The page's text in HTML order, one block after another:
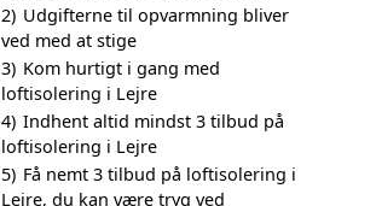
2) Udgifterne til opvarmning bliver
ved med at stige
3) Kom hurtigt i gang med
loftisolering i Lejre
4) Indhent altid mindst 3 tilbud på
loftisolering i Lejre
5) Få nemt 3 tilbud på loftisolering i
Lejre, du kan være tryg ved